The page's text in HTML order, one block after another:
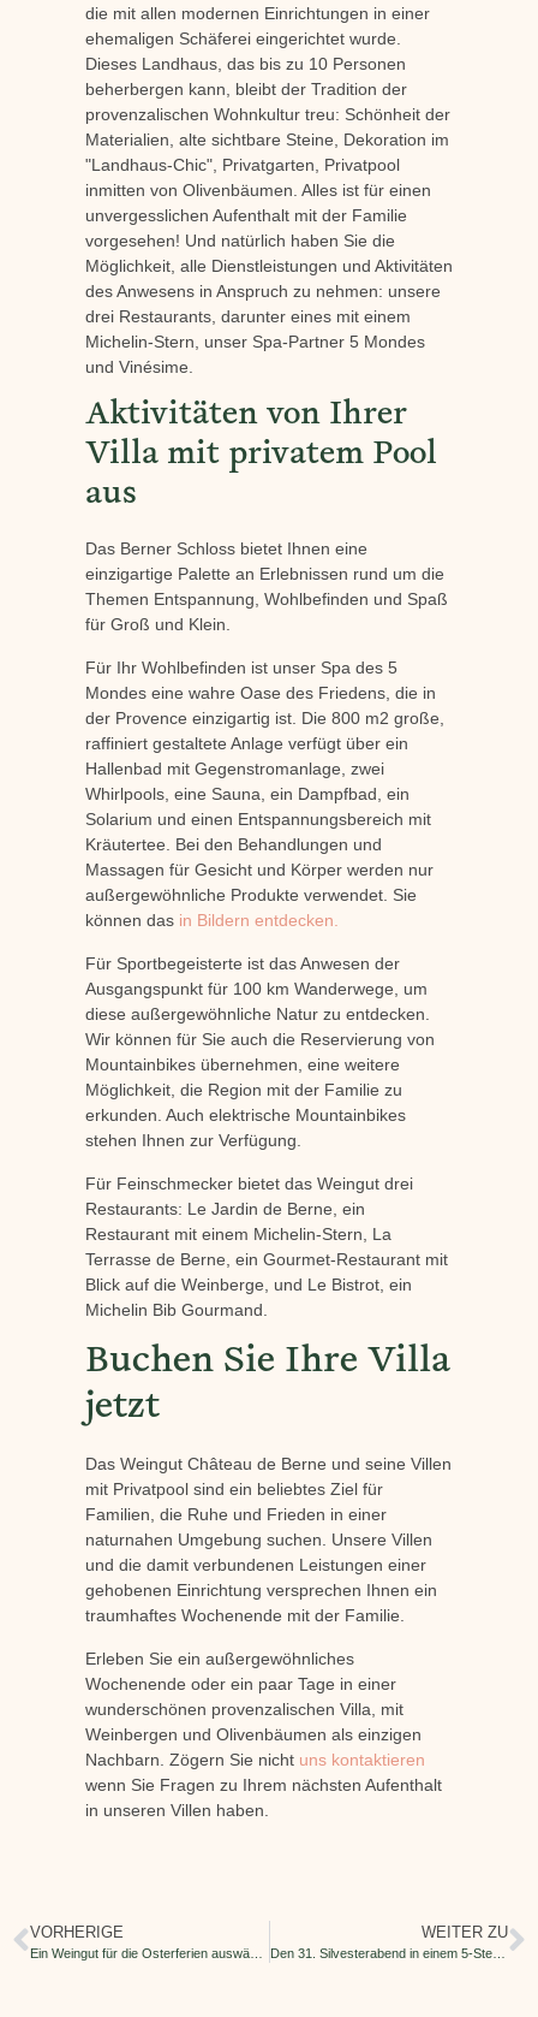
die mit allen modernen Einrichtungen in einer
ehemaligen Schäferei eingerichtet wurde.
Dieses Landhaus, das bis zu 10 Personen
beherbergen kann, bleibt der Tradition der
provenzalischen Wohnkultur treu: Schönheit der
Materialien, alte sichtbare Steine, Dekoration im
"Landhaus-Chic", Privatgarten, Privatpool
inmitten von Olivenbäumen. Alles ist für einen
unvergesslichen Aufenthalt mit der Familie
vorgesehen! Und natürlich haben Sie die
Möglichkeit, alle Dienstleistungen und Aktivitäten
des Anwesens in Anspruch zu nehmen: unsere
drei Restaurants, darunter eines mit einem
Michelin-Stern, unser Spa-Partner 5 Mondes
und Vinésime.
Aktivitäten von Ihrer
Villa mit privatem Pool
aus
Das Berner Schloss bietet Ihnen eine
einzigartige Palette an Erlebnissen rund um die
Themen Entspannung, Wohlbefinden und Spaß
für Groß und Klein.
Für Ihr Wohlbefinden ist unser Spa des 5
Mondes eine wahre Oase des Friedens, die in
der Provence einzigartig ist. Die 800 m2 große,
raffiniert gestaltete Anlage verfügt über ein
Hallenbad mit Gegenstromanlage, zwei
Whirlpools, eine Sauna, ein Dampfbad, ein
Solarium und einen Entspannungsbereich mit
Kräutertee. Bei den Behandlungen und
Massagen für Gesicht und Körper werden nur
außergewöhnliche Produkte verwendet. Sie
können das in Bildern entdecken.
Für Sportbegeisterte ist das Anwesen der
Ausgangspunkt für 100 km Wanderwege, um
diese außergewöhnliche Natur zu entdecken.
Wir können für Sie auch die Reservierung von
Mountainbikes übernehmen, eine weitere
Möglichkeit, die Region mit der Familie zu
erkunden. Auch elektrische Mountainbikes
stehen Ihnen zur Verfügung.
Für Feinschmecker bietet das Weingut drei
Restaurants: Le Jardin de Berne, ein
Restaurant mit einem Michelin-Stern, La
Terrasse de Berne, ein Gourmet-Restaurant mit
Blick auf die Weinberge, und Le Bistrot, ein
Michelin Bib Gourmand.
Buchen Sie Ihre Villa
jetzt
Das Weingut Château de Berne und seine Villen
mit Privatpool sind ein beliebtes Ziel für
Familien, die Ruhe und Frieden in einer
naturnahen Umgebung suchen. Unsere Villen
und die damit verbundenen Leistungen einer
gehobenen Einrichtung versprechen Ihnen ein
traumhaftes Wochenende mit der Familie.
Erleben Sie ein außergewöhnliches
Wochenende oder ein paar Tage in einer
wunderschönen provenzalischen Villa, mit
Weinbergen und Olivenbäumen als einzigen
Nachbarn. Zögern Sie nicht uns kontaktieren
wenn Sie Fragen zu Ihrem nächsten Aufenthalt
in unseren Villen haben.
VORHERIGE WEITER ZU
Den 31. Silvesterabend in einem 5-Sterne-Resort in der Provence verbringen